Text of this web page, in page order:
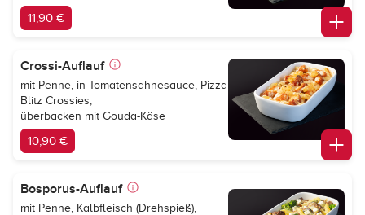
11,90 €
Crossi-Auflauf
mit Penne, in Tomatensahnesauce, Pizza
Blitz Crossies,
überbacken mit Gouda-Käse
10,90 €
Bosporus-Auflauf
mit Penne, Kalbfleisch (Drehspieß),